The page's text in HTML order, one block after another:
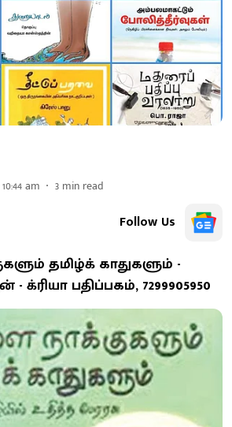
am 3 min read
Follow Us
தமிழ்க் காதுகளும் -
பதிப்பகம், 7299905950